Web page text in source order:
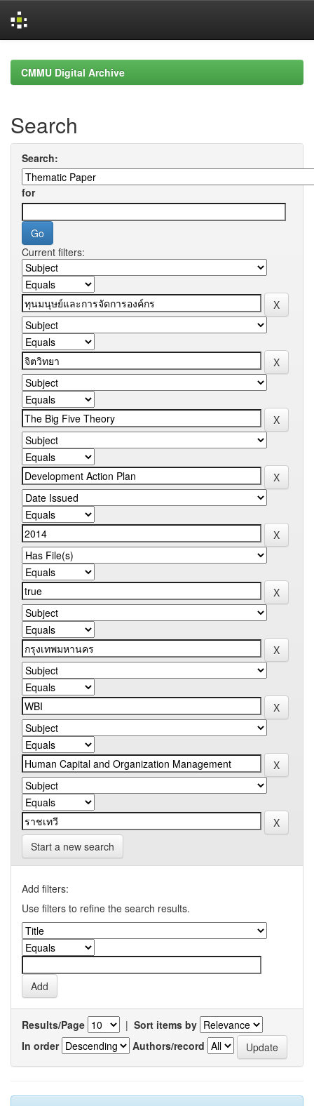
navigationCMMU Digital Archive
Search
Search:
for
Current filters:
Start a new search
Add filters:
Use filters to refine the search results.
Results/Page | Sort items by
In order
Authors/record